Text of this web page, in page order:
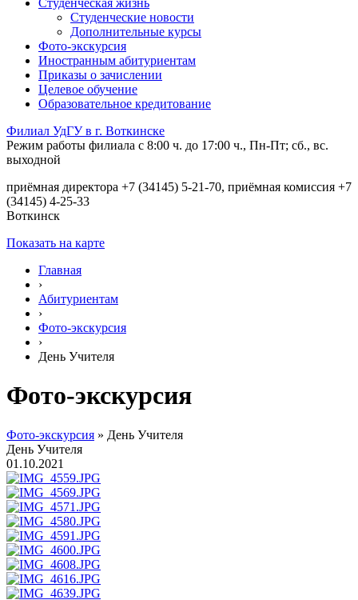
Студенческая жизнь
Студенческие новости
Дополнительные курсы
Фото-экскурсия
Иностранным абитуриентам
Приказы о зачислении
Целевое обучение
Образовательное кредитование
Филиал УдГУ в г. Воткинске
Режим работы филиала с 8:00 ч. до 17:00 ч., Пн-Пт; сб., вс.
выходной
приёмная директора +7 (34145) 5-21-70, приёмная комиссия +7
(34145) 4-25-33
Воткинск
Показать на карте
Главная
›
Абитуриентам
›
Фото-экскурсия
›
День Учителя
Фото-экскурсия
Фото-экскурсия » День Учителя
День Учителя
01.10.2021